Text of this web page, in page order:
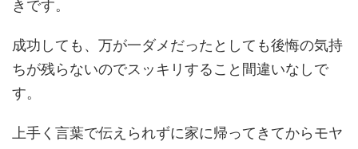
きです。
成功しても、万が一ダメだったとしても後悔の気持
ちが残らないのでスッキリすること間違いなしで
す。
上手く言葉で伝えられずに家に帰ってきてからモヤ